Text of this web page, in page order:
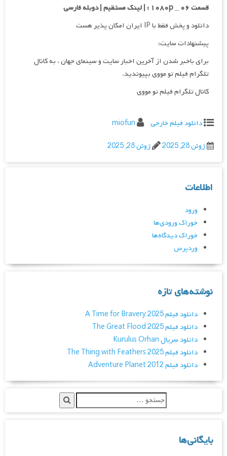
قسمت ۰۶ _ ۱۰۸۰p : | لینک مستقیم | دوبله فارسی
دانلود و پخش فقط با IP ایران امکان پذیر هست
پیشنهادات سایت:
برای باخبر شدن از آخرین اخبار سایت و سینمای جهان ، به کانال
تلگرام فیلم تو مووی بپیوندید.
کانال تلگرام فیلم تو مووی
دانلود فیلم خارجی
miofun
ژوئن 28, 2025
ژوئن 28, 2025
اطلاعات
ورود
خوراک ورودی‌ها
خوراک دیدگاه‌ها
وردپرس
نوشته‌های تازه
دانلود فیلم A Time for Bravery 2025
دانلود فیلم The Great Flood 2025
دانلود سریال Kurulus Orhan
دانلود فیلم The Thing with Feathers 2025
دانلود فیلم Adventure Planet 2012
بایگانی‌ها